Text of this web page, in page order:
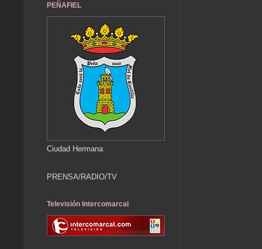
PEÑAFIEL
Ciudad Hermana
PRENSA/RADIO/TV
Televisión Intercomarcal